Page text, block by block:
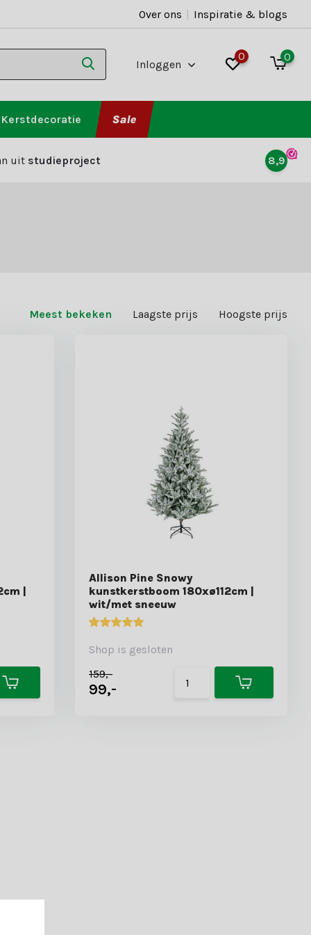
Over ons | Inspiratie & blogs
Inloggen
0 0
Kerstdecoratie Sale
uit studieproject 8,9
Meest bekeken Laagste prijs Hoogste prijs
|
Allison Pine Snowy
kunstkerstboom 180xø112cm |
wit/met sneeuw
Shop is gesloten
159,-
99,-